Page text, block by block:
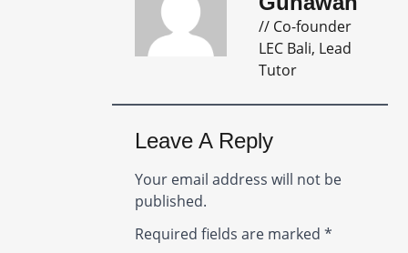
// Co-founder
LEC Bali, Lead
Tutor
Leave A Reply
Your email address will not be
published.
Required fields are marked*